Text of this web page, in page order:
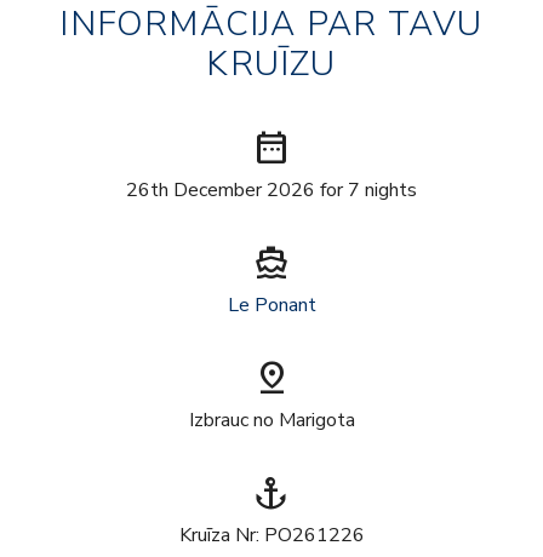
INFORMĀCIJA PAR TAVU
KRUĪZU
date_range
26th December 2026 for 7 nights
directions_boat
Le Ponant
pin_drop
Izbrauc no Marigota
anchor
Kruīza Nr: PO261226